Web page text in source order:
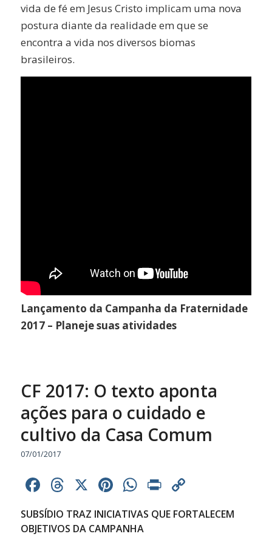
vida de fé em Jesus Cristo implicam uma nova
postura diante da realidade em que se
encontra a vida nos diversos biomas
brasileiros.
Lançamento da Campanha da Fraternidade
2017 – Planeje suas atividades
CF 2017: O texto aponta
ações para o cuidado e
cultivo da Casa Comum
07/01/2017
Facebook
Threads
X Pinterest
WhatsApp
Print
Link
SUBSÍDIO TRAZ INICIATIVAS QUE FORTALECEM
OBJETIVOS DA CAMPANHA